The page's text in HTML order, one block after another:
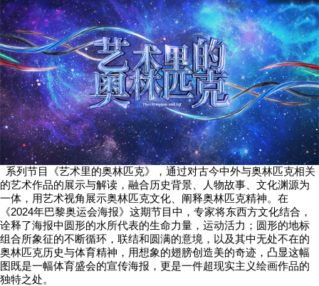
系列节目《艺术里的奥林匹克》，通过对古今中外与奥林匹克相关
的艺术作品的展示与解读，融合历史背景、人物故事、文化渊源为
一体，用艺术视角展示奥林匹克文化、阐释奥林匹克精神。在
《2024年巴黎奥运会海报》这期节目中，专家将东西方文化结合，
诠释了海报中圆形的水所代表的生命力量，运动活力；圆形的地标
组合所象征的不断循环，联结和圆满的意境，以及其中无处不在的
奥林匹克历史与体育精神，用想象的翅膀创造美的奇迹，凸显这幅
图既是一幅体育盛会的宣传海报，更是一件超现实主义绘画作品的
独特之处。